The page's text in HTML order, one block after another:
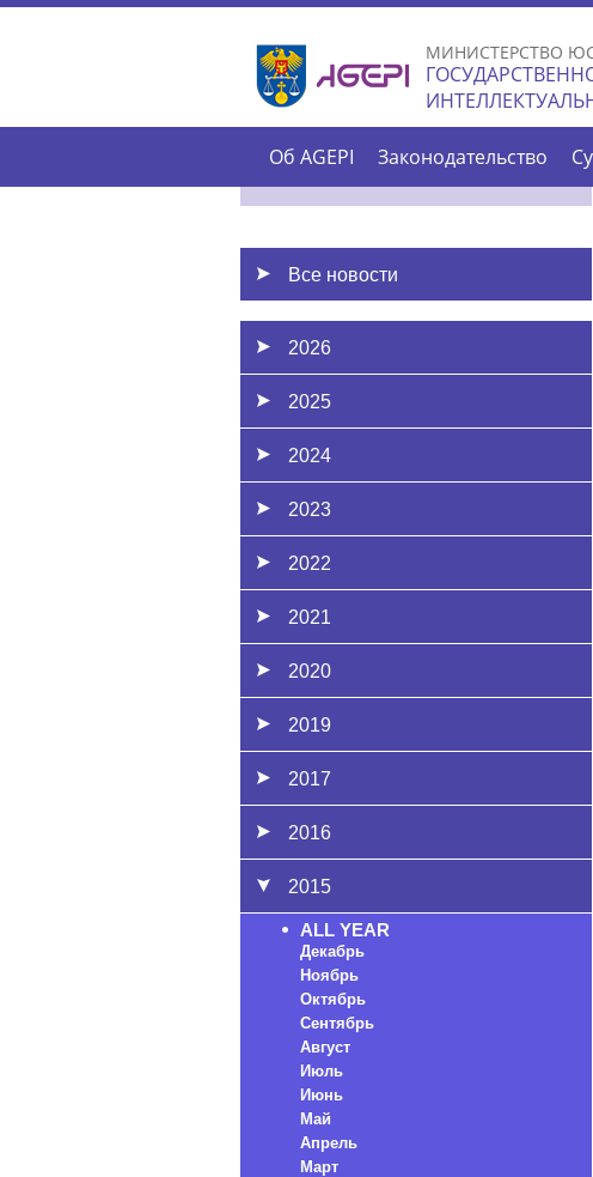
МИНИСТЕРСТВО
Об AGEPI Законодательство
Все новости
2026
2025
2024
2023
2022
2021
2020
2019
2017
2016
2015
ALL YEAR
Декабрь
Ноябрь
Октябрь
Сентябрь
Август
Июль
Июнь
Май
Апрель
Март